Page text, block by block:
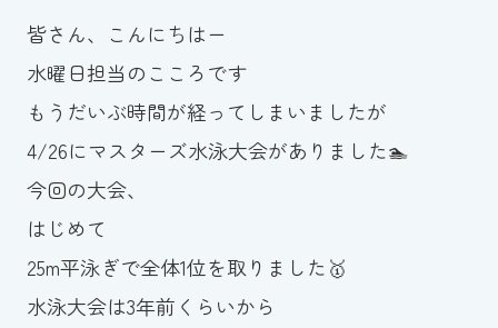
採用情報
お知らせ
カレンダー
波スイタイムズ
お問い合わせ
皆さん、こんにちはー
水曜日担当のこころです
もうだいぶ時間が経ってしまいましたが
4/26にマスターズ水泳大会がありました🏊
今回の大会、
はじめて
25m平泳ぎで全体1位を取りました🥇
水泳大会は3年前くらいから